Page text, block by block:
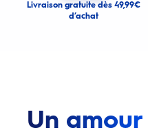
Livraison gratuite dès 49,99€
d’achat
Un